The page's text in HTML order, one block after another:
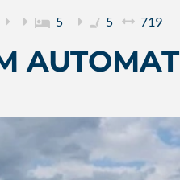
5 5 719
AUTOMAT